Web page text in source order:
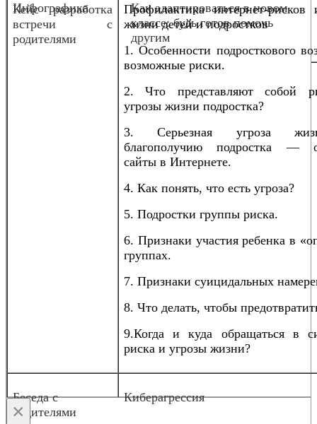
Инфографика
Как адаптироваться в новом
классе: будь готов помочь
другим
Кейс разработка
встречи с
родителями
Профилактика интернет-рисков
жизни детей и подростков
1. Особенности подросткового
возможные риски.
2. Что представляют собой
угрозы жизни подростка?
3. Серьезная угроза
благополучию подростка —
сайты в Интернете.
4. Как понять, что есть угроза?
5. Подростки группы риска.
6. Признаки участия ребенка в
группах.
7. Признаки суицидальных
8. Что делать, чтобы
9.Когда и куда обращаться в
риска и угрозы жизни?
Беседа с
родителями
Киберагрессия
×